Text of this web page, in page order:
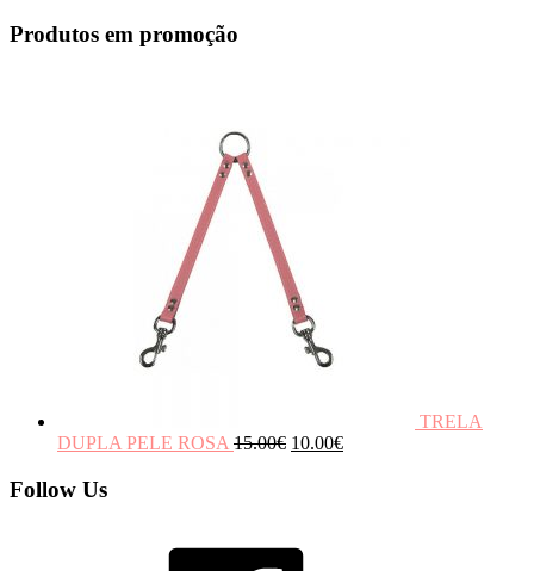
Produtos em promoção
TRELA
DUPLA PELE ROSA 15.00€ 10.00€
Follow Us